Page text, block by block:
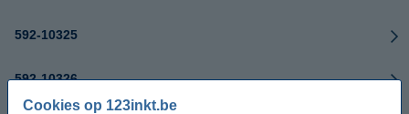
Cookies op 123inkt.be
592-10325
592-10326